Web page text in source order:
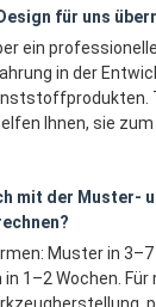
für uns
ein
in der
Ihnen, sie
mit der Muster-
Muster in 3–7
1–2 Wochen. Für